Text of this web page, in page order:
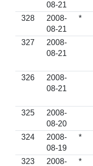
08-21
328
2008-
08-21
*
327
2008-
08-21
326
2008-
08-21
325
2008-
08-20
324
2008-
08-19
*
323
2008-
*